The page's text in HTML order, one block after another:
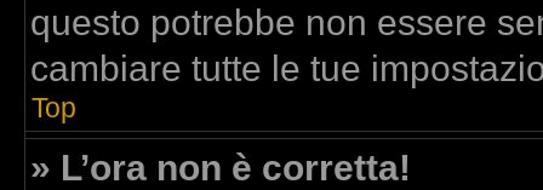
questo potrebbe non essere
cambiare tutte le tue
Top
» L’ora non è corretta!